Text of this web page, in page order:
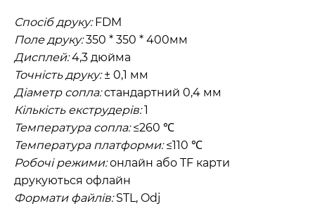
Спосіб друку:FDM
Поле друку:350 * 350 * 400мм
Дисплей:4,3 дюйма
Точність друку:± 0,1 мм
Діаметр сопла:стандартний 0,4 мм
Кількість екструдерів:1
Температура сопла:≤260 ℃
Температура платформи:≤110 ℃
Робочі режими:онлайн або TF карти
друкуються офлайн
Формати файлів:STL, Odj